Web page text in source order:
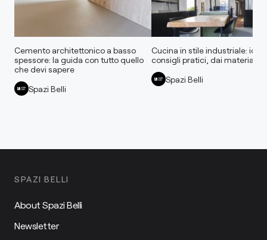
Cemento architettonico a basso
spessore: la guida con tutto quello
che devi sapere
Spazi Belli
Cucina in stile industriale: idee
consigli pratici, dai materiali
Spazi Belli
SPAZI BELLI
About Spazi Belli
Newsletter